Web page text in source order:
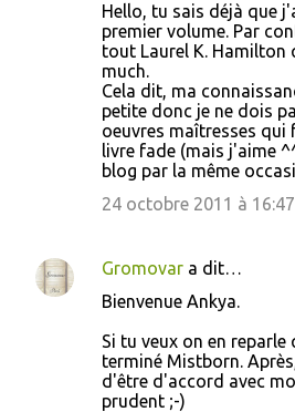
Hello, tu sais déjà que
premier volume. Par
tout Laurel K. Hamilton
much.
Cela dit, ma
petite donc je ne dois
oeuvres maîtresses qui
livre fade (mais j'aime
blog par la même
24 octobre 2011 à 16:47
Gromovar a dit…
Bienvenue Ankya.
Si tu veux on en
terminé Mistborn.
d'être d'accord avec
prudent ;-)